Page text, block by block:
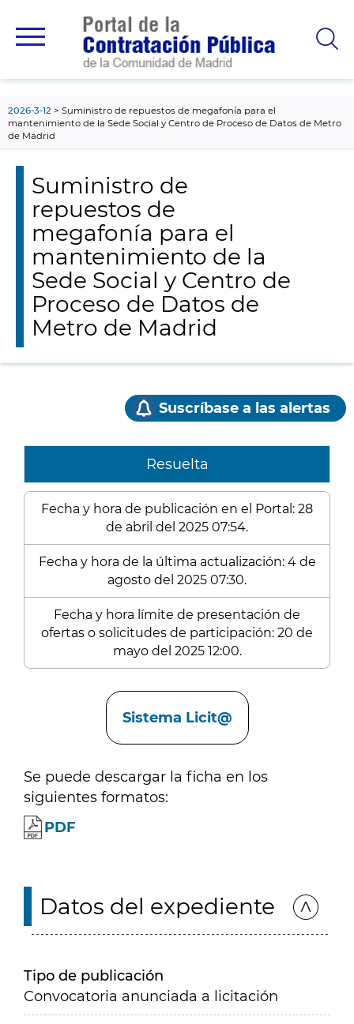
principal
2026-3-12
Suministro de repuestos de megafonía para el
mantenimiento de la Sede Social y Centro de Proceso de Datos de Metro
de Madrid
Suministro de
repuestos de
megafonía para el
mantenimiento de la
Sede Social y Centro de
Proceso de Datos de
Metro de Madrid
Suscríbase a las alertas
Resuelta
Fecha y hora de publicación en el Portal: 28
de abril del 2025 07:54.
Fecha y hora de la última actualización: 4 de
agosto del 2025 07:30.
Fecha y hora límite de presentación de
ofertas o solicitudes de participación: 20 de
mayo del 2025 12:00.
Sistema Licit@
Se puede descargar la ficha en los
siguientes formatos:
PDF
Datos del expediente
Tipo de publicación
Convocatoria anunciada a licitación